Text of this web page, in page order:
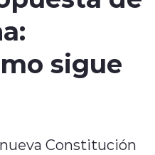
sigue
Constitución